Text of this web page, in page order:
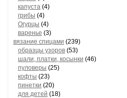
капуста (4)
грибы (4)
Огурцы (4)
варенье (3)
вязание спицами (239)
образцы узоров (53)
шали, платки, косынки (46)
пуловеры (25)
кофты (23)
пинетки (20)
для детей (18)